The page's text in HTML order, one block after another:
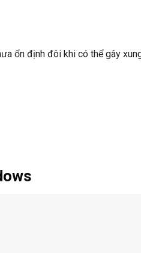
ổn định đôi khi có thể gây